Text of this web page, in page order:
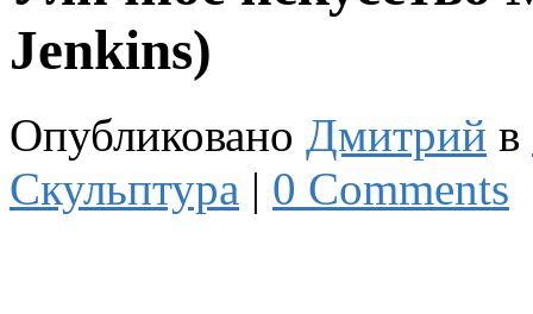
Jenkins)
Опубликовано Дмитрий в
Скульптура | 0 Comments